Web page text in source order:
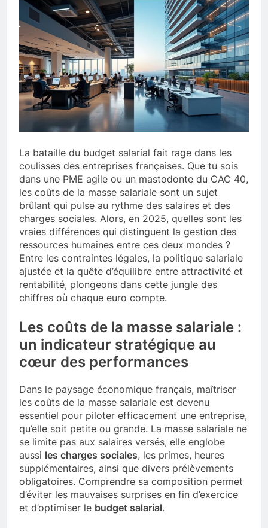
La bataille du budget salarial fait rage dans les
coulisses des entreprises françaises. Que tu sois
dans une PME agile ou un mastodonte du CAC 40,
les coûts de la masse salariale sont un sujet
brûlant qui pulse au rythme des salaires et des
charges sociales. Alors, en 2025, quelles sont les
vraies différences qui distinguent la gestion des
ressources humaines entre ces deux mondes ?
Entre les contraintes légales, la politique salariale
ajustée et la quête d’équilibre entre attractivité et
rentabilité, plongeons dans cette jungle des
chiffres où chaque euro compte.
Les coûts de la masse salariale :
un indicateur stratégique au
cœur des performances
Dans le paysage économique français, maîtriser
les coûts de la masse salariale est devenu
essentiel pour piloter efficacement une entreprise,
qu’elle soit petite ou grande. La masse salariale ne
se limite pas aux salaires versés, elle englobe
aussi les charges sociales, les primes, heures
supplémentaires, ainsi que divers prélèvements
obligatoires. Comprendre sa composition permet
d’éviter les mauvaises surprises en fin d’exercice
et d’optimiser le budget salarial.